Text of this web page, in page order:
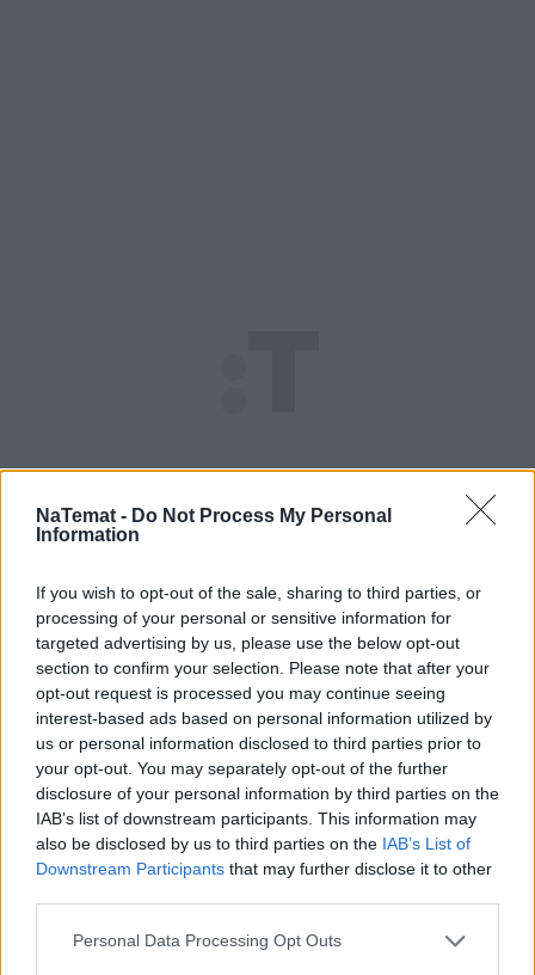
NaTemat - Do Not Process My Personal
Information
If you wish to opt-out of the sale, sharing to third parties, or
processing of your personal or sensitive information for
targeted advertising by us, please use the below opt-out
section to confirm your selection. Please note that after your
opt-out request is processed you may continue seeing
interest-based ads based on personal information utilized by
us or personal information disclosed to third parties prior to
your opt-out. You may separately opt-out of the further
disclosure of your personal information by third parties on the
IAB’s list of downstream participants. This information may
also be disclosed by us to third parties on the IAB’s List of
Downstream Participants that may further disclose it to other
Personal Data Processing Opt Outs
Łupiemy carski beton!  Drytooling
pod Warszawą (Janówek Pierwszy) |
kierunek:GÓRY #4
Dalsza część artykułu poniżej.
Zobacz także